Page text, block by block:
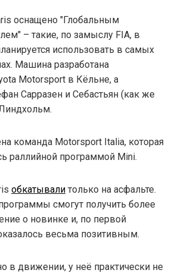
оснащено "Глобальным
– такие, по замыслу FIA, в
использовать в самых
Машина разработана
Motorsport в Кёльне, а
Сарразен и Себастьян (как же
команда Motorsport Italia, которая
раллийной программой Mini.
обкатывали только на асфальте.
смогут получить более
о новинке и, по первой
весьма позитивным.
в движении, у неё практически не